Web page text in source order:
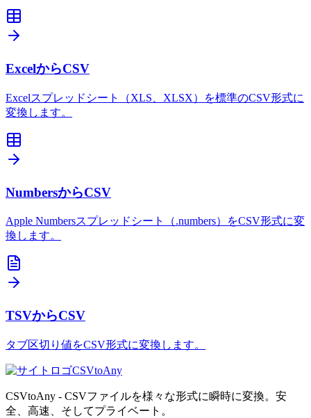
ExcelからCSV
Excelスプレッドシート（XLS、XLSX）を標準のCSV形式に
変換します。
NumbersからCSV
Apple Numbersスプレッドシート（.numbers）をCSV形式に変
換します。
TSVからCSV
タブ区切り値をCSV形式に変換します。
CSVtoAny
CSVtoAny - CSVファイルを様々な形式に瞬時に変換。安
全、高速、そしてプライベート。